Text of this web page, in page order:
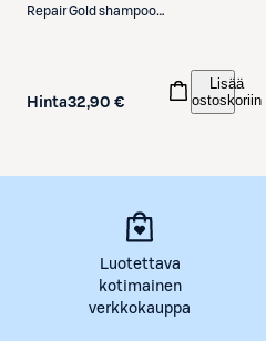
Repair Gold shampoo
Hinta32,90 €
Lisää
ostoskoriin
Luotettava
kotimainen
verkkokauppa